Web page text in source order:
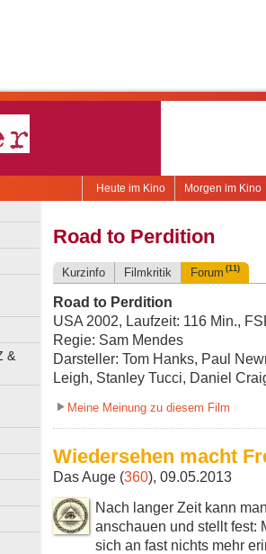
Morgen im Kino
Heute im Kino
&
Road to Perdition
Kurzinfo Filmkritik Forum (11)
Road to Perdition
USA 2002, Laufzeit: 116 Min.,
Regie: Sam Mendes
Darsteller: Tom Hanks, Paul
Leigh, Stanley Tucci, Daniel
Meine Meinung zu diesem Film
Wiedersehen macht
Das Auge (360), 09.05.2013
Nach langer Zeit kann
anschauen und stellt fest:
sich an fast nichts mehr